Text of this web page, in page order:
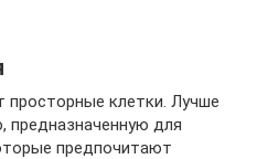
клетки. Лучше
предназначенную для
предпочитают